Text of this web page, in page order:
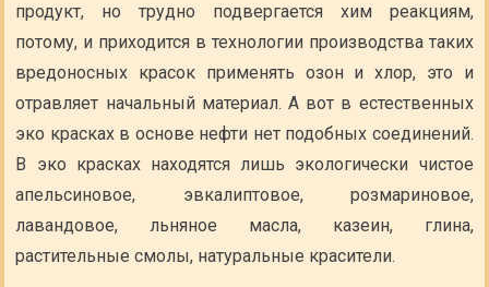
продукт, но трудно подвергается хим реакциям,
потому, и приходится в технологии производства таких
вредоносных красок применять озон и хлор, это и
отравляет начальный материал. А вот в естественных
эко красках в основе нефти нет подобных соединений.
В эко красках находятся лишь экологически чистое
апельсиновое, эвкалиптовое, розмариновое,
лавандовое, льняное масла, казеин, глина,
растительные смолы, натуральные красители.